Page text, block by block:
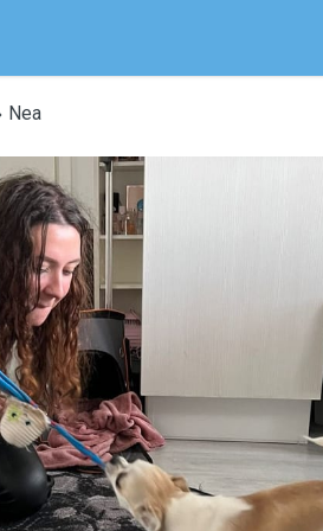
Nea